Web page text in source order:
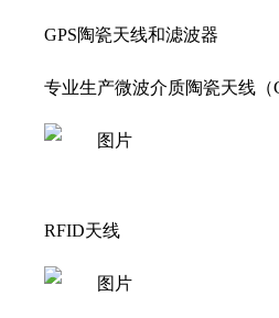
GPS陶瓷天线和滤波器
专业生产微波介质陶瓷天线
RFID天线